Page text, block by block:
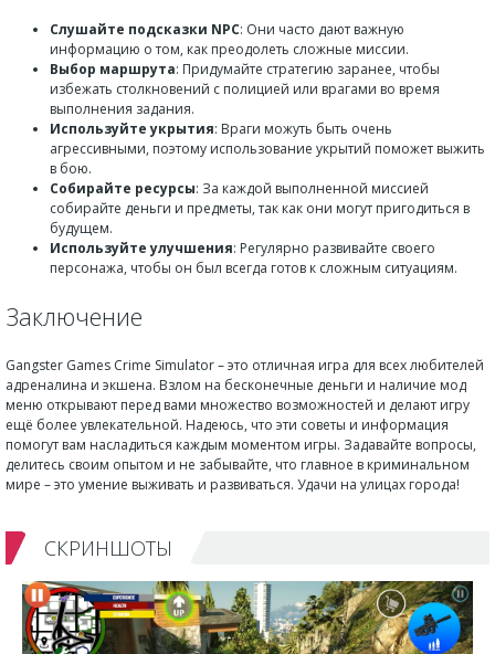
Слушайте подсказки NPC: Они часто дают важную
информацию о том, как преодолеть сложные миссии.
Выбор маршрута: Придумайте стратегию заранее, чтобы
избежать столкновений с полицией или врагами во время
выполнения задания.
Используйте укрытия: Враги можуть быть очень
агрессивными, поэтому использование укрытий поможет выжить
в бою.
Собирайте ресурсы: За каждой выполненной миссией
собирайте деньги и предметы, так как они могут пригодиться в
будущем.
Используйте улучшения: Регулярно развивайте своего
персонажа, чтобы он был всегда готов к сложным ситуациям.
Заключение
Gangster Games Crime Simulator – это отличная игра для всех любителей
адреналина и экшена. Взлом на бесконечные деньги и наличие мод
меню открывают перед вами множество возможностей и делают игру
ещё более увлекательной. Надеюсь, что эти советы и информация
помогут вам насладиться каждым моментом игры. Задавайте вопросы,
делитесь своим опытом и не забывайте, что главное в криминальном
мире – это умение выживать и развиваться. Удачи на улицах города!
СКРИНШОТЫ